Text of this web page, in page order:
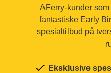
AFerry-kunder
fantastiske Early
spesialtilbud på
Eksklusive